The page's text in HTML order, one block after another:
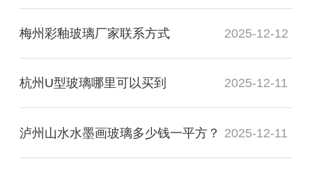
梅州彩釉玻璃厂家联系方式 2025-12-12
杭州U型玻璃哪里可以买到 2025-12-11
泸州山水水墨画玻璃多少钱一平方？ 2025-12-11